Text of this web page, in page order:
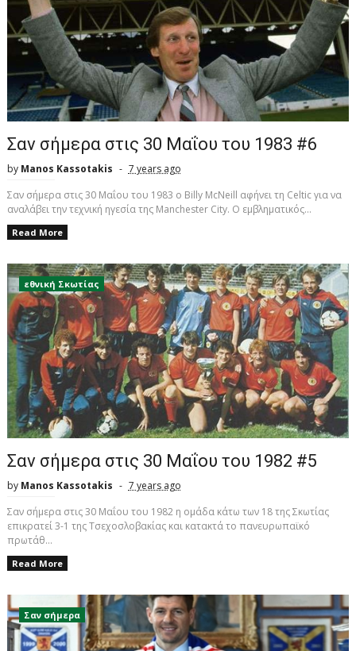
Σαν σήμερα στις 30 Μαΐου του 1983 #6
by Manos Kassotakis
7 years ago
Σαν σήμερα στις 30 Μαΐου του 1983 ο Billy McNeill αφήνει τη Celtic για να
αναλάβει την τεχνική ηγεσία της Manchester City. Ο εμβληματικός...
Read More
εθνική Σκωτίας
Σαν σήμερα στις 30 Μαΐου του 1982 #5
by Manos Kassotakis
7 years ago
Σαν σήμερα στις 30 Μαΐου του 1982 η ομάδα κάτω των 18 της Σκωτίας
επικρατεί 3-1 της Τσεχοσλοβακίας και κατακτά το πανευρωπαϊκό
πρωτάθ...
Read More
Σαν σήμερα